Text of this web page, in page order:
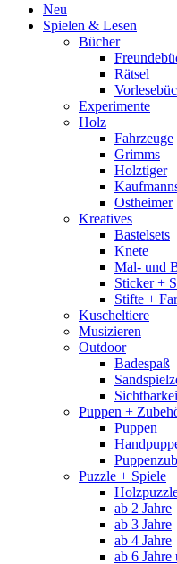
Neu
Spielen & Lesen
Bücher
Rätsel
Experimente
Holz
Fahrzeuge
Grimms
Holztiger
Ostheimer
Kreatives
Bastelsets
Knete
Mal- und
Sticker +
Stifte +
Kuscheltiere
Musizieren
Outdoor
Badespaß
Puppen +
Puppen
Puzzle + Spiele
ab 2 Jahre
ab 3 Jahre
ab 4 Jahre
ab 6 Jahre